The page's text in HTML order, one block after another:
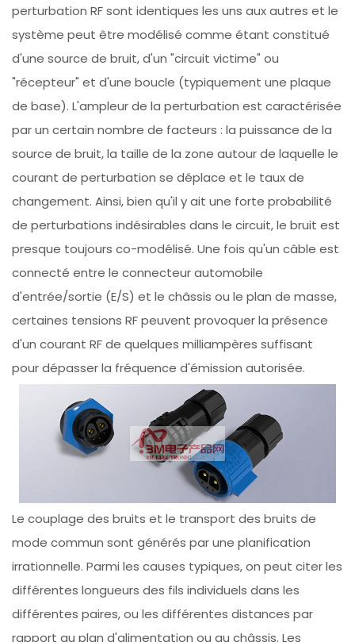
perturbation RF sont identiques les uns aux autres et le
système peut être modélisé comme étant constitué
d'une source de bruit, d'un "circuit victime" ou
"récepteur" et d'une boucle (typiquement une plaque
de base). L'ampleur de la perturbation est caractérisée
par un certain nombre de facteurs : la puissance de la
source de bruit, la taille de la zone autour de laquelle le
courant de perturbation se déplace et le taux de
changement. Ainsi, bien qu'il y ait une forte probabilité
de perturbations indésirables dans le circuit, le bruit est
presque toujours co-modélisé. Une fois qu'un câble est
connecté entre le connecteur automobile
d'entrée/sortie (E/S) et le châssis ou le plan de masse,
certaines tensions RF peuvent provoquer la présence
d'un courant RF de quelques milliampères suffisant
pour dépasser la fréquence d'émission autorisée.
Le couplage des bruits et le transport des bruits de
mode commun sont générés par une planification
irrationnelle. Parmi les causes typiques, on peut citer les
différentes longueurs des fils individuels dans les
différentes paires, ou les différentes distances par
rapport au plan d'alimentation ou au châssis. Les